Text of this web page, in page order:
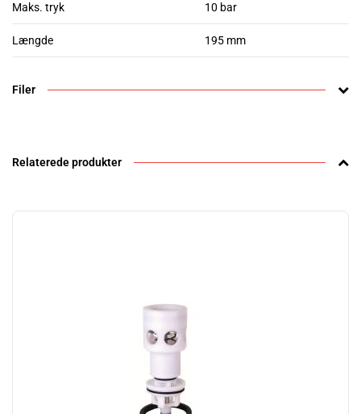
Maks. tryk 10 bar
Længde 195 mm
Filer
Relaterede produkter